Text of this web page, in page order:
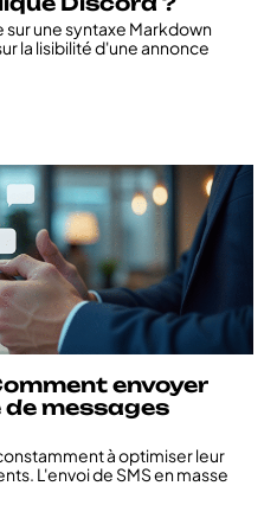
sur une syntaxe Markdown
la lisibilité d'une annonce
envoyer
messages
à optimiser leur
L'envoi de SMS en masse